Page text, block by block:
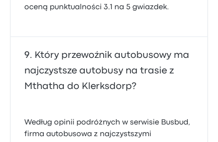
oceną punktualności 3.1 na 5 gwiazdek.
Który przewoźnik autobusowy ma
najczystsze autobusy na trasie z
Mthatha do Klerksdorp?
Według opinii podróżnych w serwisie Busbud,
firma autobusowa z najczystszymi